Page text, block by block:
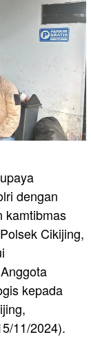
dengan
kamtibmas
Cikijing,
kepada
11/2024).